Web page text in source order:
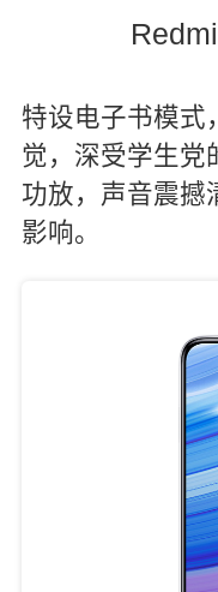
特设电子书模式
觉，深受学生党
功放，声音震撼
影响。